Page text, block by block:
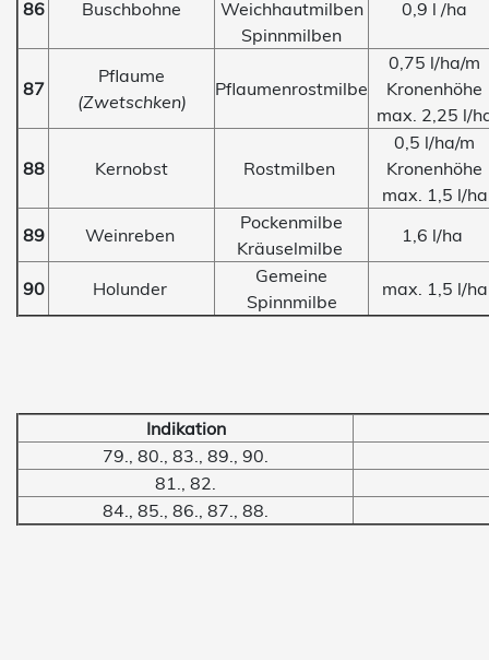
86 Buschbohne
Weichhautmilben
Spinnmilben
0,9 l /ha
87
Pflaume
(Zwetschken)
Pflaumenrostmilbe
0,75 l/ha/m
Kronenhöhe
max. 2,25 l/
88 Kernobst Rostmilben
0,5 l/ha/m
Kronenhöhe
max. 1,5 l/ha
89
Weinreben
Pockenmilbe
Kräuselmilbe
1,6 l/ha
90 Holunder
Gemeine
Spinnmilbe
max. 1,5 l/ha
Indikation
79., 80., 83., 89., 90.
81., 82.
84., 85., 86., 87., 88.